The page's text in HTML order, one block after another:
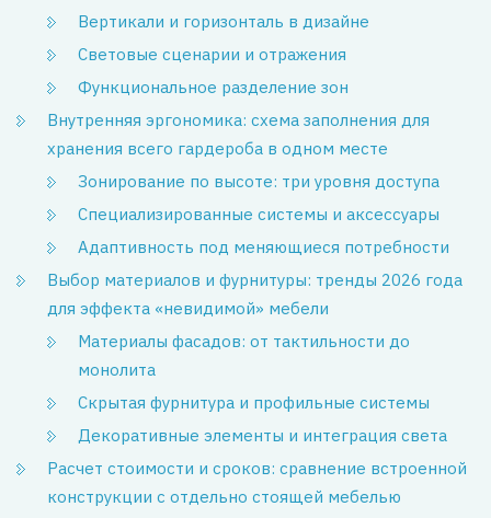
Вертикали и горизонталь в дизайне
Световые сценарии и отражения
Функциональное разделение зон
Внутренняя эргономика: схема заполнения для
хранения всего гардероба в одном месте
Зонирование по высоте: три уровня доступа
Специализированные системы и аксессуары
Адаптивность под меняющиеся потребности
Выбор материалов и фурнитуры: тренды 2026 года
для эффекта «невидимой» мебели
Материалы фасадов: от тактильности до
монолита
Скрытая фурнитура и профильные системы
Декоративные элементы и интеграция света
Расчет стоимости и сроков: сравнение встроенной
конструкции с отдельно стоящей мебелью